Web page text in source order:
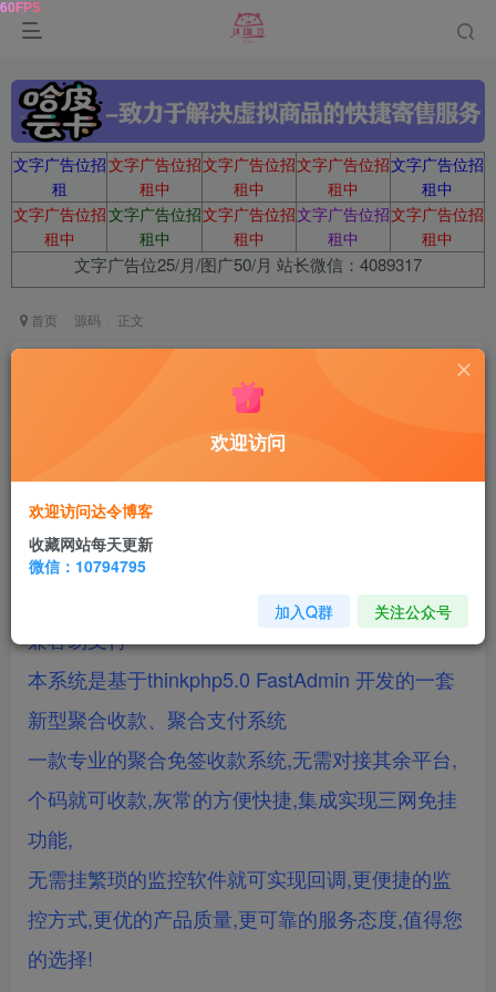
文字广告位招
租
文字广告位招
租中
文字广告位招
租中
文字广告位招
租中
文字广告位招
租中
文字广告位招
租中
文字广告位招
租中
文字广告位招
租中
文字广告位招
租中
文字广告位招
租中
文字广告位25/月/图广50/月 站长微信：4089317
首页 源码 正文
简介：
最新码支付个人免签支付系统源码 三网免挂版本
兼容易支付
本系统是基于thinkphp5.0 FastAdmin 开发的一套
新型聚合收款、聚合支付系统
一款专业的聚合免签收款系统,无需对接其余平台,
个码就可收款,灰常的方便快捷,集成实现三网免挂
功能,
无需挂繁琐的监控软件就可实现回调,更便捷的监
控方式,更优的产品质量,更可靠的服务态度,值得您
的选择!
欢迎访问
欢迎访问达令博客
收藏网站每天更新
微信：10794795
加入Q群 关注公众号